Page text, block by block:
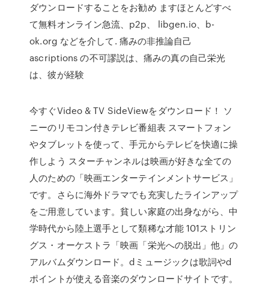
ダウンロードすることをお勧め ますほとんどすべ
て無料オンライン急流、p2p、 libgen.io、b-
ok.org などを介して. 痛みの非推論自己
ascriptions の不可謬説は、痛みの真の自己栄光
は、彼が経験
今すぐVideo & TV SideViewをダウンロード！ ソ
ニーのリモコン付きテレビ番組表 スマートフォン
やタブレットを使って、手元からテレビを快適に操
作しよう スターチャンネルは映画が好きな全ての
人のための「映画エンターテインメントサービス」
です。さらに海外ドラマでも充実したラインアップ
をご用意しています。貧しい家庭の出身ながら、中
学時代から陸上選手として類稀な才能 101ストリン
グス・オーケストラ「映画「栄光への脱出」他」の
アルバムダウンロード。dミュージックは歌詞やd
ポイントが使える音楽のダウンロードサイトです。